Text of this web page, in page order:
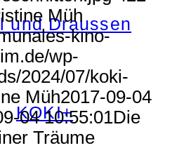
und Draussen
KOKI+
Müh
kino-
wp-
2024/07/koki-
Müh2017-09-04
04 10:55:01Die
Träume